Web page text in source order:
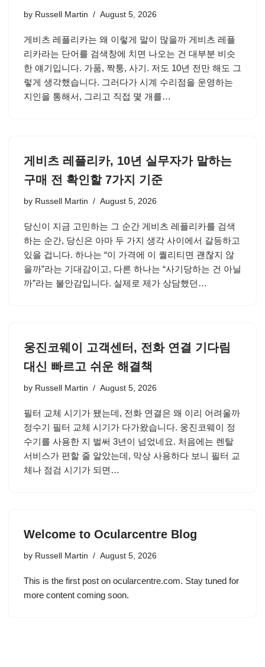
by Russell Martin August 5, 2026
게비츠 레플리카는 왜 이렇게 말이 많을까 게비츠 레플
리카라는 단어를 검색창에 치면 나오는 건 대부분 비슷
한 얘기입니다. 가품, 짝퉁, 사기. 저도 10년 전만 해도 그
렇게 생각했습니다. 그러다가 시계 수리점을 운영하는
지인을 통해서, 그리고 직접 몇 개를…
게비츠 레플리카, 10년 실무자가 말하는
구매 전 확인할 7가지 기준
by Russell Martin August 5, 2026
당신이 지금 고민하는 그 순간 게비츠 레플리카를 검색
하는 순간, 당신은 아마 두 가지 생각 사이에서 갈등하고
있을 겁니다. 하나는 “이 가격에 이 퀄리티면 괜찮지 않
을까”라는 기대감이고, 다른 하나는 “사기당하는 건 아닐
까”라는 불안감입니다. 실제로 제가 상담했던…
웅진코웨이 고객센터, 전화 연결 기다림
대신 빠르고 쉬운 해결책
by Russell Martin August 5, 2026
필터 교체 시기가 됐는데, 전화 연결은 왜 이리 어려울까
정수기 필터 교체 시기가 다가왔습니다. 웅진코웨이 정
수기를 사용한 지 벌써 3년이 넘었네요. 처음에는 렌탈
서비스가 편할 줄 알았는데, 막상 사용하다 보니 필터 교
체나 점검 시기가 되면…
Welcome to Ocularcentre Blog
by Russell Martin August 5, 2026
This is the first post on ocularcentre.com. Stay tuned for
more content coming soon.